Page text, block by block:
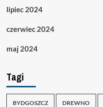
lipiec 2024
czerwiec 2024
maj 2024
Tagi
BYDGOSZCZ DREWNO